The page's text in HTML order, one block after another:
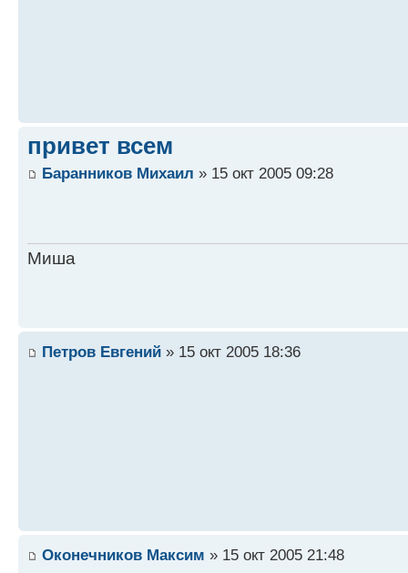
привет всем
Баранников Михаил » 15 окт 2005 09:28
Миша
Петров Евгений » 15 окт 2005 18:36
Оконечников Максим » 15 окт 2005 21:48